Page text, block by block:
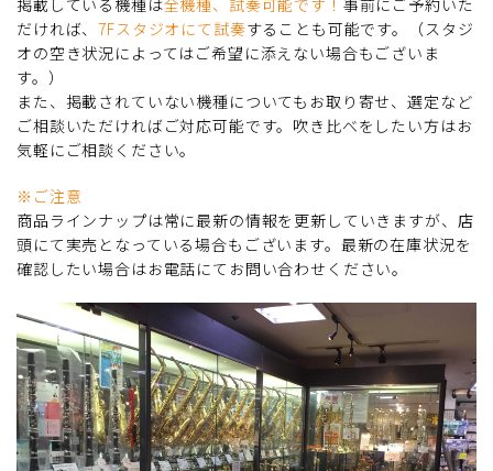
だければ、7Fスタジオにて試奏することも可能です。（スタジ
オの空き状況によってはご希望に添えない場合もございま
す。）
また、掲載されていない機種についてもお取り寄せ、選定など
ご相談いただければご対応可能です。吹き比べをしたい方はお
気軽にご相談ください。
※ご注意
商品ラインナップは常に最新の情報を更新していきますが、店
頭にて実売となっている場合もございます。最新の在庫状況を
確認したい場合はお電話にてお問い合わせください。